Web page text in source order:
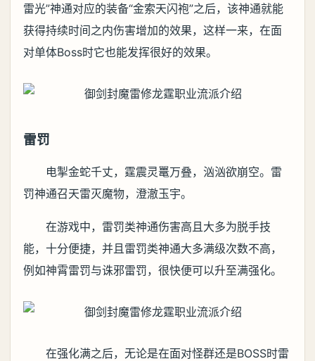
雷光”神通对应的装备“金索天闪袍”之后，该神通就能
获得持续时间之内伤害增加的效果，这样一来，在面
对单体Boss时它也能发挥很好的效果。
雷罚
电掣金蛇千丈，霆震灵鼍万叠，汹汹欲崩空。雷
罚神通召天雷灭魔物，澄澈玉宇。
在游戏中，雷罚类神通伤害高且大多为脱手技
能，十分便捷，并且雷罚类神通大多满级次数不高，
例如神霄雷罚与诛邪雷罚，很快便可以升至满强化。
在强化满之后，无论是在面对怪群还是BOSS时雷